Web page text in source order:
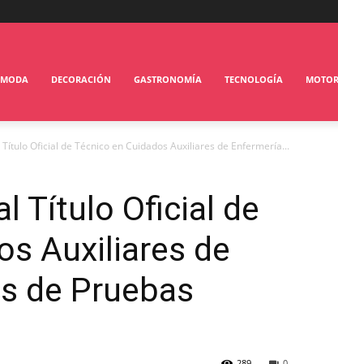
MODA DECORACIÓN GASTRONOMÍA TECNOLOGÍA MOTOR
Oficial de Técnico en Cuidados Auxiliares de Enfermería...
Título Oficial de
Auxiliares de
de Pruebas